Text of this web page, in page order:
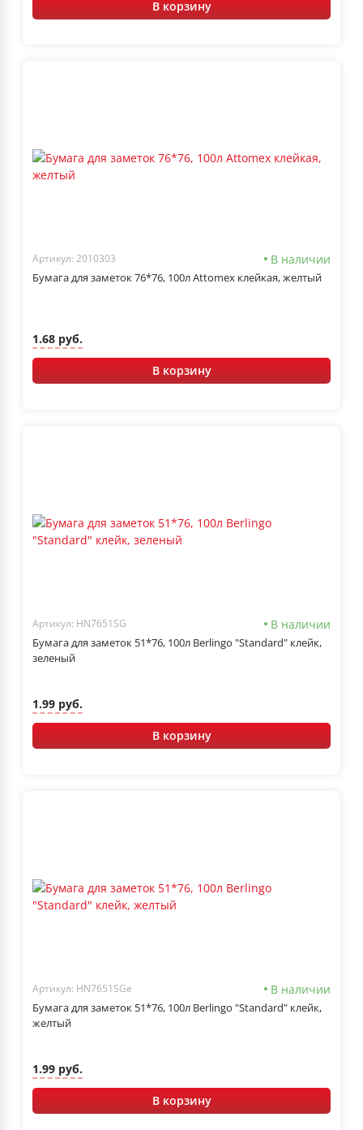
В корзину
Артикул: 2010303 В наличии
Бумага для заметок 76*76, 100л Attomex клейкая, желтый
1.68 руб.
В корзину
Артикул: HN7651SG В наличии
Бумага для заметок 51*76, 100л Berlingo "Standard" клейк,
зеленый
1.99 руб.
В корзину
Артикул: HN7651SGe В наличии
Бумага для заметок 51*76, 100л Berlingo "Standard" клейк,
желтый
1.99 руб.
В корзину